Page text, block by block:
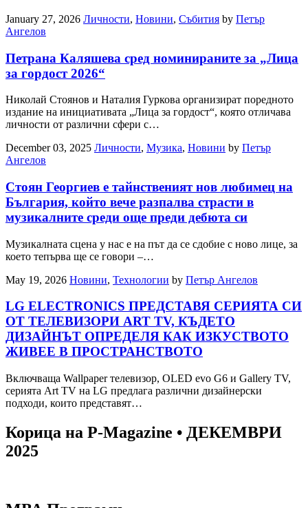
January 27, 2026 Личности, Новини, Събития by Петър
Ангелов
Петрана Каляшева сред номинираните за „Лица
за гордост 2026“
Николай Стоянов и Наталия Гуркова организират поредното
издание на инициативата „Лица за гордост“, която отличава
личности от различни сфери с…
December 03, 2025 Личности, Музика, Новини by Петър
Ангелов
Стоян Георгиев е тайнственият нов любимец на
България, който вече разпалва страсти в
музикалните среди още преди дебюта си
Музикалната сцена у нас е на път да се сдобие с ново лице, за
което тепърва ще се говори –…
May 19, 2026 Новини, Технологии by Петър Ангелов
LG ELECTRONICS ПРЕДСТАВЯ СЕРИЯТА СИ
ОТ ТЕЛЕВИЗОРИ ART TV, КЪДЕТО
ДИЗАЙНЪТ ОПРЕДЕЛЯ КАК ИЗКУСТВОТО
ЖИВЕЕ В ПРОСТРАНСТВОТО
Включваща Wallpaper телевизор, OLED evo G6 и Gallery TV,
серията Art TV на LG предлага различни дизайнерски
подходи, които представят…
Корица на P-Magazine • ДЕКЕМВРИ
2025